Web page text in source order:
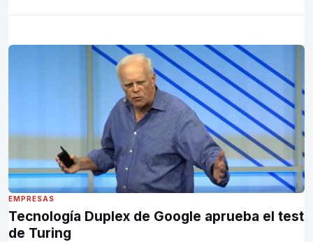
EMPRESAS
Tecnología Duplex de Google aprueba el test
de Turing